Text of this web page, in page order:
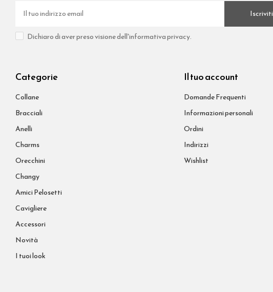
Iscriviti
Dichiaro di aver preso visione dell'informativa privacy.
Categorie
Collane
Bracciali
Anelli
Charms
Orecchini
Changy
Amici Pelosetti
Cavigliere
Accessori
Novità
I tuoi look
Il tuo account
Domande Frequenti
Informazioni personali
Ordini
Indirizzi
Wishlist